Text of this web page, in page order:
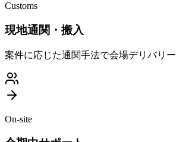
Customs
現地通関・搬入
案件に応じた通関手法で会場デリバリー
On-site